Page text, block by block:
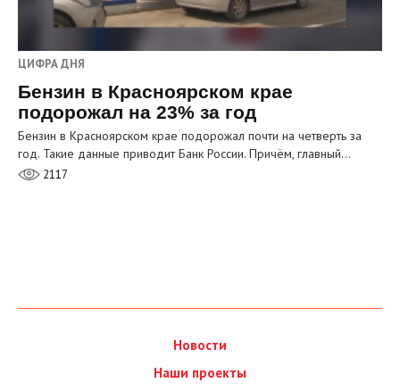
ЦИФРА ДНЯ
Бензин в Красноярском крае
подорожал на 23% за год
Бензин в Красноярском крае подорожал почти на четверть за
год. Такие данные приводит Банк России. Причём, главный…
2117
Новости
Наши проекты